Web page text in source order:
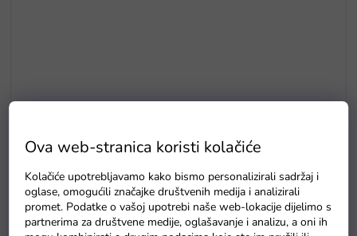
Ova web-stranica koristi kolačiće
Kolačiće upotrebljavamo kako bismo personalizirali sadržaj i
oglase, omogućili značajke društvenih medija i analizirali
promet. Podatke o vašoj upotrebi naše web-lokacije dijelimo s
partnerima za društvene medije, oglašavanje i analizu, a oni ih